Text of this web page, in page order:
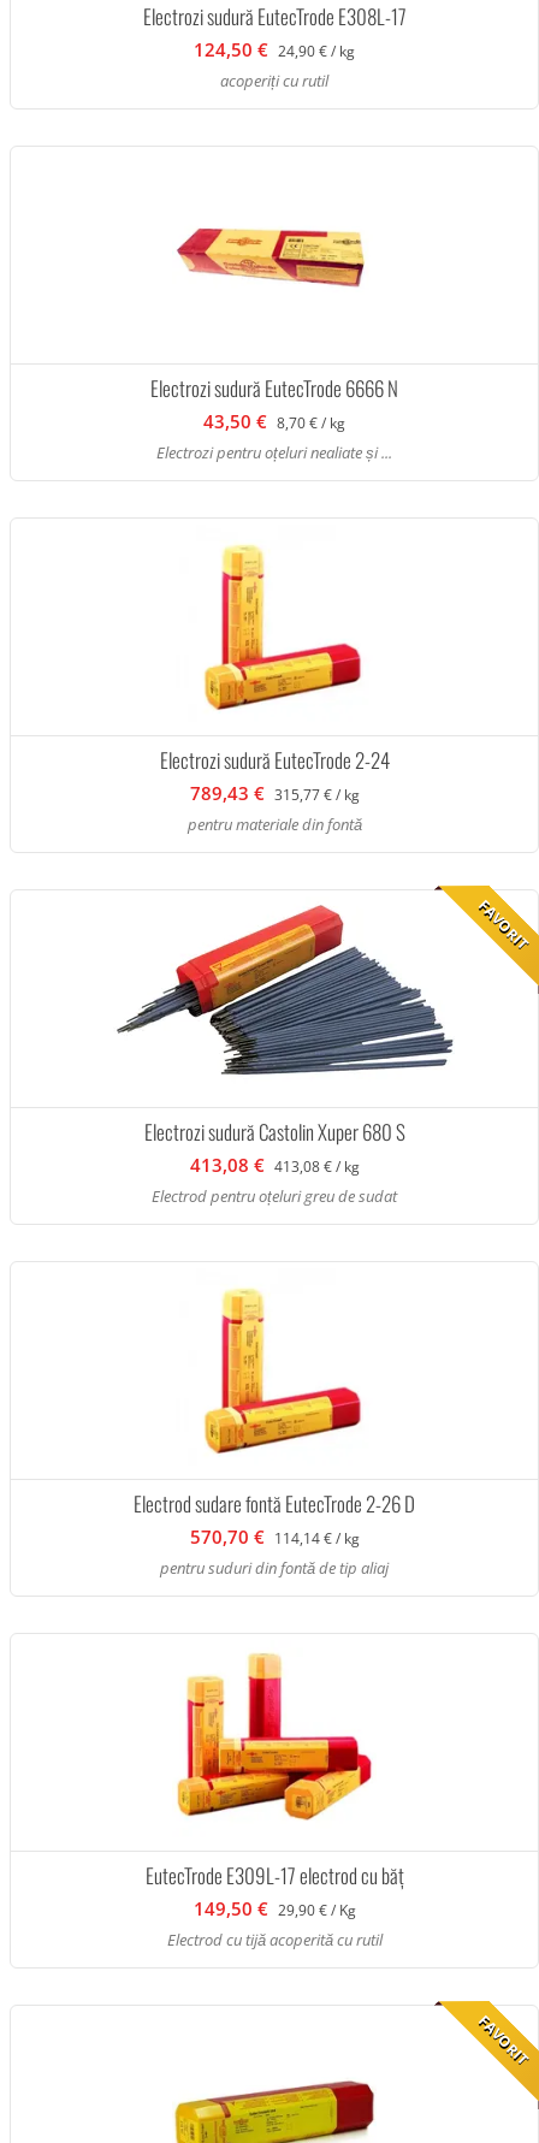
Electrozi sudură EutecTrode E308L-17
124,50 € 24,90 € / kg
acoperiți cu rutil
Electrozi sudură EutecTrode 6666 N
43,50 € 8,70 € / kg
Electrozi pentru oțeluri nealiate și ...
Electrozi sudură EutecTrode 2-24
789,43 € 315,77 € / kg
pentru materiale din fontă
FAVORIT
Electrozi sudură Castolin Xuper 680 S
413,08 € 413,08 € / kg
Electrod pentru oțeluri greu de sudat
Electrod sudare fontă EutecTrode 2-26 D
570,70 € 114,14 € / kg
pentru suduri din fontă de tip aliaj
EutecTrode E309L-17 electrod cu băț
149,50 € 29,90 € / Kg
Electrod cu tijă acoperită cu rutil
FAVORIT